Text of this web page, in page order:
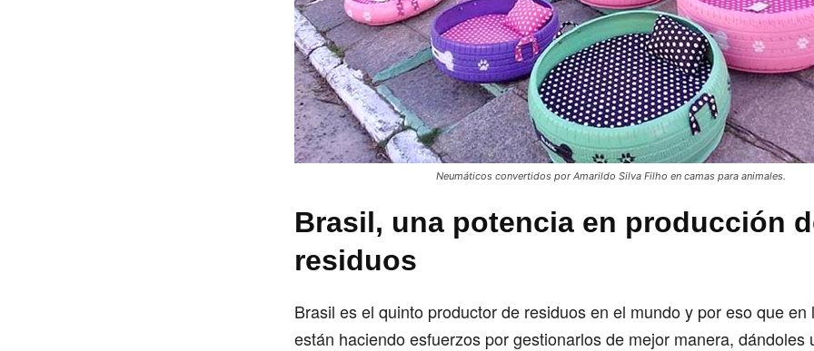
Neumáticos convertidos por Amarildo Silva Filho en camas para animales.
Brasil, una potencia en producción
residuos
Brasil es el quinto productor de residuos en el mundo y por eso que en
están haciendo esfuerzos por gestionarlos de mejor manera, dándoles